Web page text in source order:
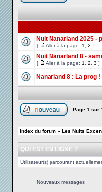
Nuit Nanarland 2025 -
[ Aller à la page: 1 2 ]
Nuit Nanarland 8 -
[ Aller à la page: 1 2 3 ]
Nanarland 8 : La prog !
Page 1 sur 1
Index du forum » Les Nuits
QUI EST EN LIGNE ?
Utilisateur(s) parcourant
Nouveaux messages